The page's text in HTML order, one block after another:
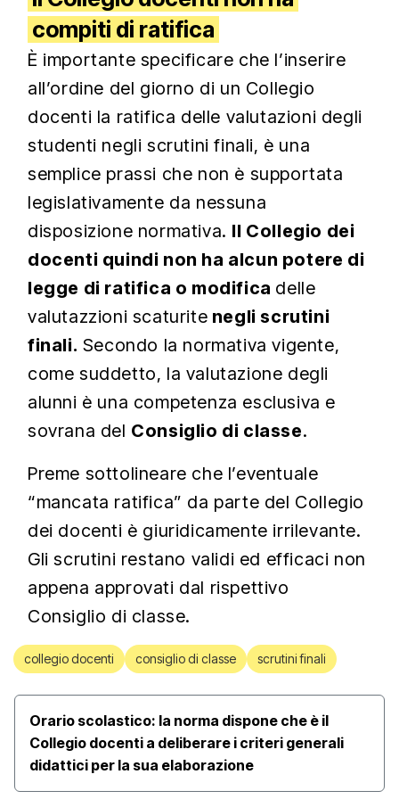
compiti di ratifica
È importante specificare che l’inserire
all’ordine del giorno di un Collegio
docenti la ratifica delle valutazioni degli
studenti negli scrutini finali, è una
semplice prassi che non è supportata
legislativamente da nessuna
disposizione normativa. Il Collegio dei
docenti quindi non ha alcun potere di
legge di ratifica o modifica delle
valutazzioni scaturite negli scrutini
finali. Secondo la normativa vigente,
come suddetto, la valutazione degli
alunni è una competenza esclusiva e
sovrana del Consiglio di classe.
Preme sottolineare che l’eventuale
“mancata ratifica” da parte del Collegio
dei docenti è giuridicamente irrilevante.
Gli scrutini restano validi ed efficaci non
appena approvati dal rispettivo
Consiglio di classe.
collegio docenti consiglio di classe scrutini finali
Orario scolastico: la norma dispone che è il
Collegio docenti a deliberare i criteri generali
didattici per la sua elaborazione